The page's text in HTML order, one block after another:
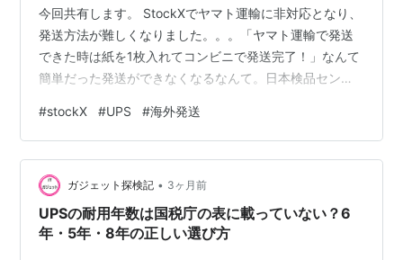
今回共有します。 StockXでヤマト運輸に非対応となり、
発送方法が難しくなりました。。。「ヤマト運輸で発送
できた時は紙を1枚入れてコンビニで発送完了！」なんて
簡単だった発送ができなくなるなんて。日本検品センタ
す。スニーカー販売に影響が出たのは悲しいです。 簡潔
にお伝えすると、数年前と同じようにUPSで発送するこ
とになります。「UPSでの発送はどうやって？」を思い
出したく、改めて手順を確認してみました。 そもそも
UPSとは StockXで販売完了 発送準備 書類出力 書類印刷
梱包 発…
#stockX #UPS #海外発送
ガジェット探検記 • 3ヶ月前
UPSの耐用年数は国税庁の表に載っていない？6
年・5年・8年の正しい選び方